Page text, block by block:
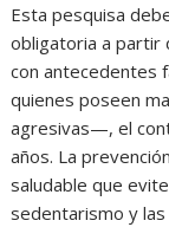
Esta pesquisa
obligatoria a partir
con antecedentes
quienes poseen
agresivas—, el
años. La
saludable que
sedentarismo y